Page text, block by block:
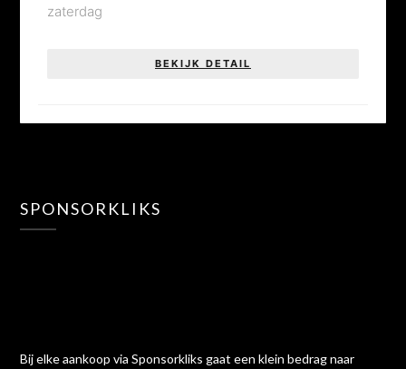
zaterdag
BEKIJK DETAIL
SPONSORKLIKS
Bij elke aankoop via Sponsorkliks gaat een klein bedrag naar